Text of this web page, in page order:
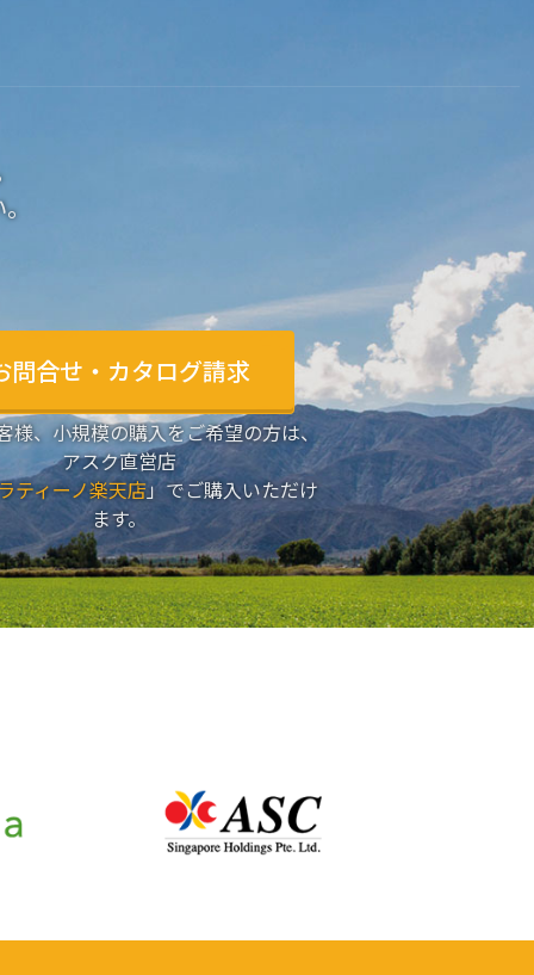
問合せ・カタログ請求
様、小規模の購入をご希望の方は、
アスク直営店
ティーノ楽天店」でご購入いただけ
ます。